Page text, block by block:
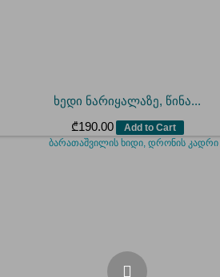
ხედი ნარიყალაზე, წინა...
₾190.00 Add to Cart